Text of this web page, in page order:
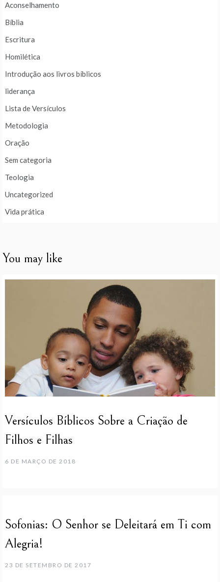
Aconselhamento
Bíblia
Escritura
Homilética
Introdução aos livros bíblicos
liderança
Lista de Versículos
Metodologia
Oração
Sem categoria
Teologia
Uncategorized
Vida prática
You may like
Versículos Bíblicos Sobre a Criação de
Filhos e Filhas
6 DE MARÇO DE 2018
Sofonias: O Senhor se Deleitará em Ti com
Alegria!
23 DE SETEMBRO DE 2017